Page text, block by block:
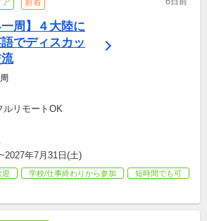
一周】４大陸に
でディスカッ
ルリモートOK
年7月31日(土)
迎 学校/仕事終わりから参加
短時間でも可